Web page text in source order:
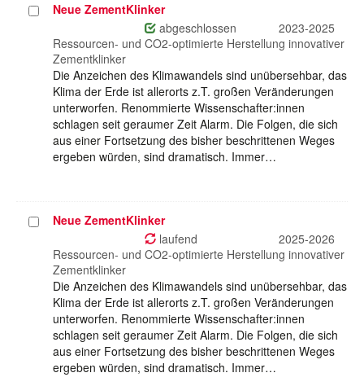
ProjektNeue ZementKlinker
abgeschlossen
2023-2025
Ressourcen- und CO2-optimierte Herstellung innovativer
Zementklinker
Die Anzeichen des Klimawandels sind unübersehbar, das
Klima der Erde ist allerorts z.T. großen Veränderungen
unterworfen. Renommierte Wissenschafter:innen
schlagen seit geraumer Zeit Alarm. Die Folgen, die sich
aus einer Fortsetzung des bisher beschrittenen Weges
ergeben würden, sind dramatisch. Immer…
ProjektNeue ZementKlinker
laufend
2025-2026
Ressourcen- und CO2-optimierte Herstellung innovativer
Zementklinker
Die Anzeichen des Klimawandels sind unübersehbar, das
Klima der Erde ist allerorts z.T. großen Veränderungen
unterworfen. Renommierte Wissenschafter:innen
schlagen seit geraumer Zeit Alarm. Die Folgen, die sich
aus einer Fortsetzung des bisher beschrittenen Weges
ergeben würden, sind dramatisch. Immer…